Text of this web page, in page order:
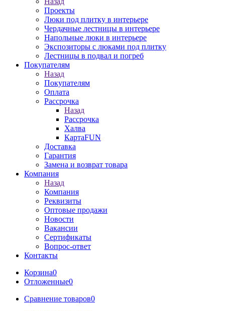
Проекты
Люки под плитку в интерьере
Чердачные лестницы в интерьере
Напольные люки в интерьере
Экспозиторы с люками под плитку
Лестницы в подвал и погреб
Покупателям
Назад
Покупателям
Оплата
Рассрочка
Назад
Рассрочка
Халва
КартаFUN
Доставка
Гарантия
Замена и возврат товара
Компания
Назад
Компания
Реквизиты
Оптовые продажи
Новости
Вакансии
Сертификаты
Вопрос-ответ
Контакты
Корзина0
Отложенные0
Сравнение товаров0